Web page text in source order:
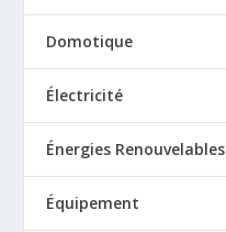
Domotique
Électricité
Énergies Renouvelables
Équipement